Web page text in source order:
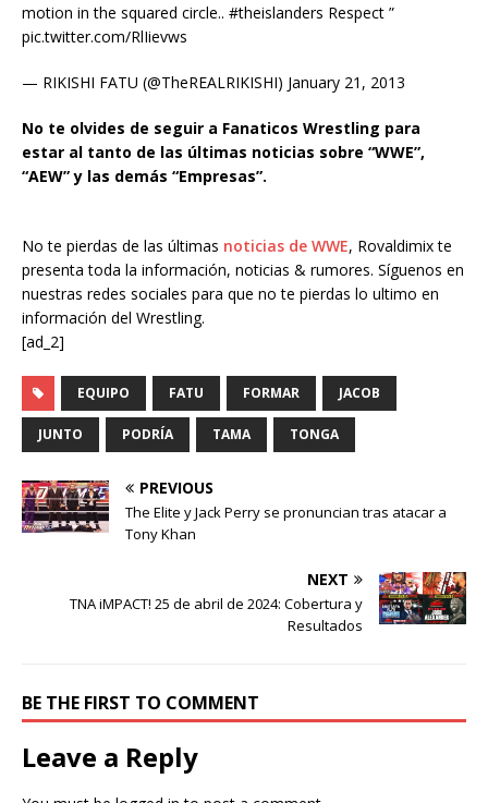
motion in the squared circle.. #theislanders Respect ”
pic.twitter.com/RlIievws
— RIKISHI FATU (@TheREALRIKISHI) January 21, 2013
No te olvides de seguir a Fanaticos Wrestling para
estar al tanto de las últimas noticias sobre “WWE”,
“AEW” y las demás “Empresas”.
No te pierdas de las últimas noticias de WWE, Rovaldimix te
presenta toda la información, noticias & rumores. Síguenos en
nuestras redes sociales para que no te pierdas lo ultimo en
información del Wrestling.
[ad_2]
EQUIPO FATU FORMAR JACOB
JUNTO PODRÍA TAMA TONGA
PREVIOUS
The Elite y Jack Perry se pronuncian tras atacar a
Tony Khan
NEXT
TNA iMPACT! 25 de abril de 2024: Cobertura y
Resultados
BE THE FIRST TO COMMENT
Leave a Reply